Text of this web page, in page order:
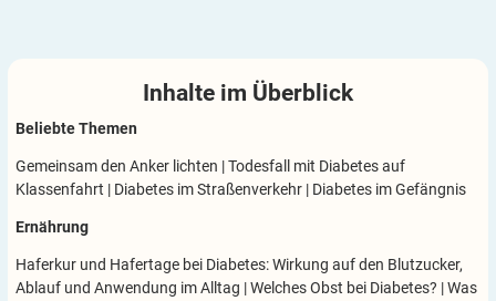
Inhalte im Überblick
Beliebte Themen
Gemeinsam den Anker lichten |Todesfall mit Diabetes auf
Klassenfahrt | Diabetes im Straßenverkehr | Diabetes im Gefängnis
Ernährung
Haferkur und Hafertage bei Diabetes: Wirkung auf den Blutzucker,
Ablauf und Anwendung im Alltag |Welches Obst bei Diabetes? |Was